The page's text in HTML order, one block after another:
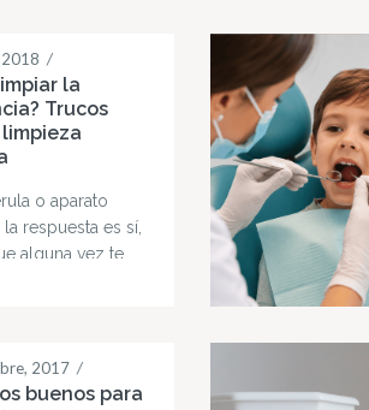
/
la
Trucos
o aparato
la respuesta es sí,
alguna vez te
cuál es el
este artículo te
qué puedes hacer
2017 /
buenos para